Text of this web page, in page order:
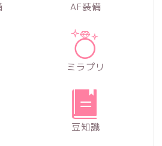
AF装備
ミラプリ
豆知識